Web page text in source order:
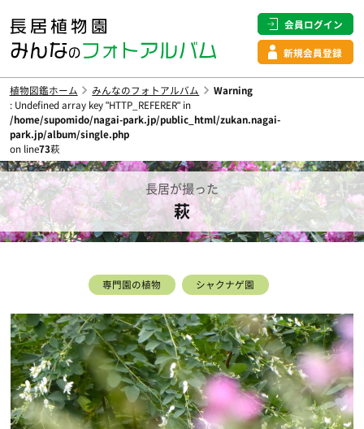
会員ログイン
新規会員登録
植物図鑑ホーム みんなのフォトアルバム
Warning
: Undefined array key "HTTP_REFERER" in
/home/supomido/nagai-park.jp/public_html/zukan.nagai-
park.jp/album/single.php
on line73萩
長居が撮った
萩
専門園の植物 シャクナゲ園